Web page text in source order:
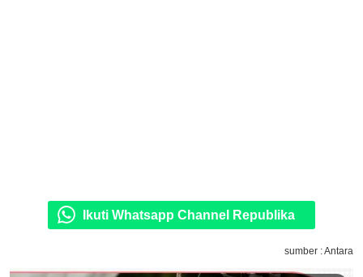
Ikuti Whatsapp Channel Republika
sumber : Antara